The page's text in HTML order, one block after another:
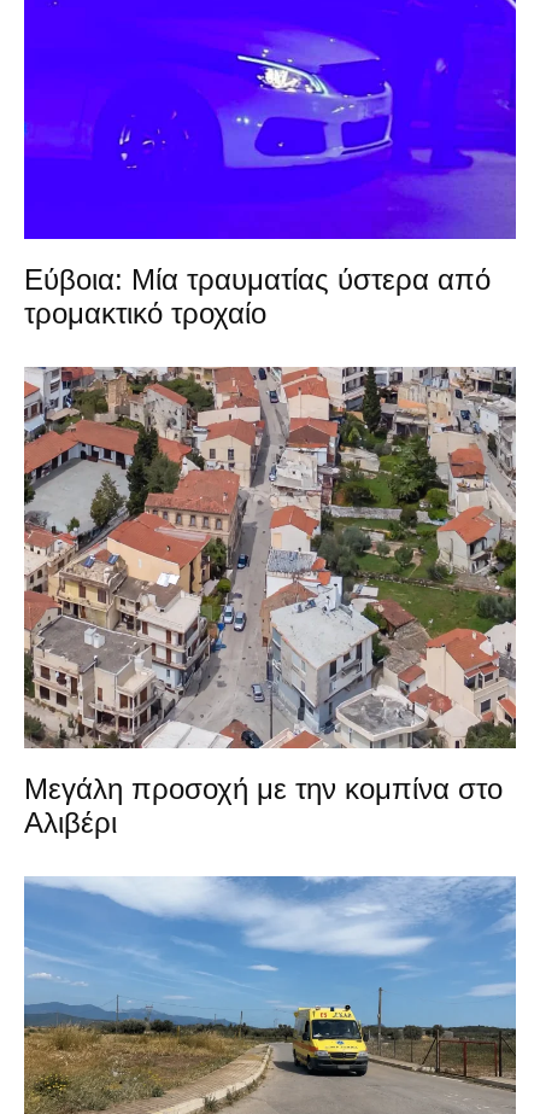
Εύβοια: Μία τραυματίας ύστερα από
τρομακτικό τροχαίο
Μεγάλη προσοχή με την κομπίνα στο
Αλιβέρι